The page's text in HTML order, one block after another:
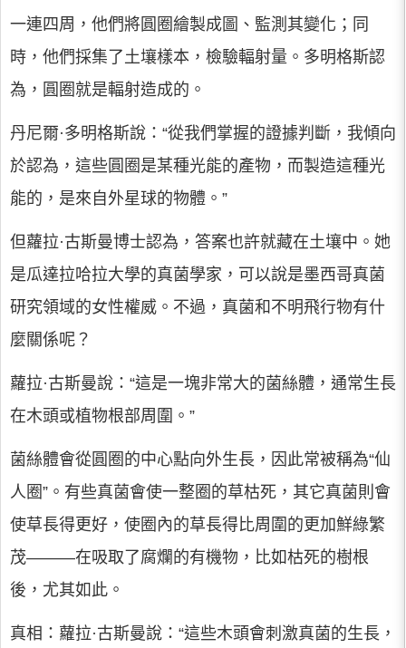
一連四周，他們將圓圈繪製成圖、監測其變化；同
時，他們採集了土壤樣本，檢驗輻射量。多明格斯認
為，圓圈就是輻射造成的。
丹尼爾·多明格斯說：“從我們掌握的證據判斷，我傾向
於認為，這些圓圈是某種光能的產物，而製造這種光
能的，是來自外星球的物體。”
但蘿拉·古斯曼博士認為，答案也許就藏在土壤中。她
是瓜達拉哈拉大學的真菌學家，可以說是墨西哥真菌
研究領域的女性權威。不過，真菌和不明飛行物有什
麼關係呢？
蘿拉·古斯曼說：“這是一塊非常大的菌絲體，通常生長
在木頭或植物根部周圍。”
菌絲體會從圓圈的中心點向外生長，因此常被稱為“仙
人圈”。有些真菌會使一整圈的草枯死，其它真菌則會
使草長得更好，使圈內的草長得比周圍的更加鮮綠繁
茂———在吸取了腐爛的有機物，比如枯死的樹根
後，尤其如此。
真相：蘿拉·古斯曼說：“這些木頭會刺激真菌的生長，